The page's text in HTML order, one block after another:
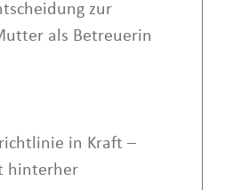
zur
als Betreuerin
in Kraft –
hinterher